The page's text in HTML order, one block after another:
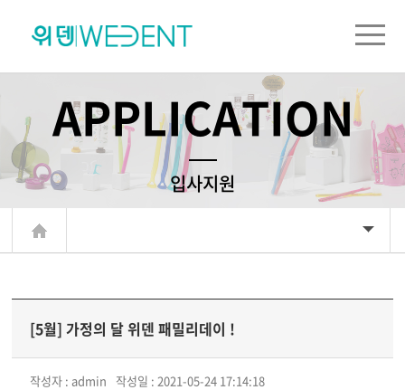
APPLICATION
입사지원
[5월] 가정의 달 위덴 패밀리데이 !
작성자 : admin 작성일 : 2021-05-24 17:14:18